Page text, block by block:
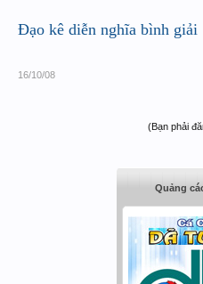
Đạo kê diễn nghĩa bình giải
16/10/08
(Bạn phải
Quảng